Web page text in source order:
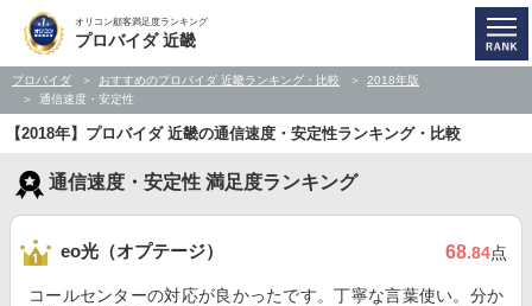
オリコン顧客満足度ランキング
プロバイダ 近畿
プロバイダ おすすめのプロバイダ 近畿ランキング・比較
2018年版
通信速度・安定性
【2018年】プロバイダ 近畿の通信速度・安定性ランキング・比較
通信速度・安定性 満足度ランキング
eo光（オプテージ） 68.84点
コールセンターの対応が良かったです。丁寧な言葉使い。分か